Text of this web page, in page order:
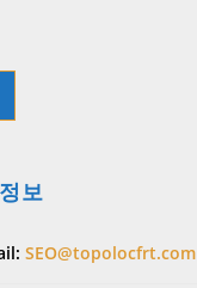
보
SEO@topolocfrt.com